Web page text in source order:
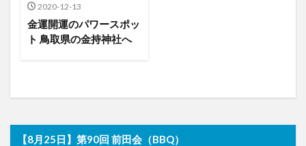
2020-12-13
金運開運のパワースポッ
ト 鳥取県の金持神社へ
【8月25日】第90回 前田会（BBQ）